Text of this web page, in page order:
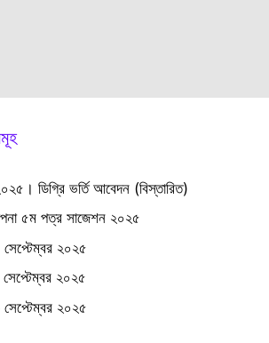
ডিগ্রি ভর্তি আবেদন (বিস্তারিত)
৫ম পত্র সাজেশন ২০২৫
সেপ্টেম্বর ২০২৫
সেপ্টেম্বর ২০২৫
সেপ্টেম্বর ২০২৫